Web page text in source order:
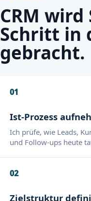
CRM
Schritt in
gebracht.
01
Ist-Prozess
Ich prüfe, wie Leads,
und Follow-ups heute
02
Zielstruktur